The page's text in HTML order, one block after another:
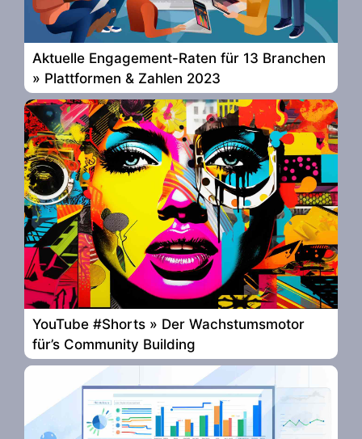
Aktuelle Engagement-Raten für 13 Branchen
» Plattformen & Zahlen 2023
YouTube #Shorts » Der Wachstumsmotor
für’s Community Building